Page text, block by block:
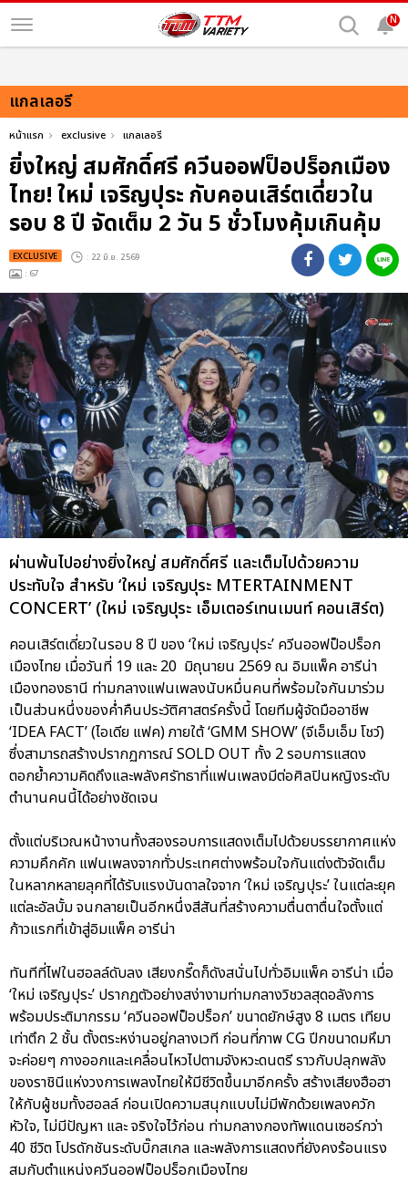
N
แกลเลอรี
หน้าแรก exclusive แกลเลอรี
ยิ่งใหญ่ สมศักดิ์ศรี ควีนออฟป็อปร็อกเมือง
ไทย! ใหม่ เจริญปุระ กับคอนเสิร์ตเดี่ยวใน
รอบ 8 ปี จัดเต็ม 2 วัน 5 ชั่วโมงคุ้มเกินคุ้ม
EXCLUSIVE : 22 มิ.ย. 2569
: 67
ผ่านพ้นไปอย่างยิ่งใหญ่ สมศักดิ์ศรี และเต็มไปด้วยความ
ประทับใจ สำหรับ ‘ใหม่ เจริญปุระ MTERTAINMENT
CONCERT’ (ใหม่ เจริญปุระ เอ็มเตอร์เทนเมนท์ คอนเสิร์ต)
คอนเสิร์ตเดี่ยวในรอบ 8 ปี ของ ‘ใหม่ เจริญปุระ’ ควีนออฟป็อปร็อก
เมืองไทย เมื่อวันที่ 19 และ 20 มิถุนายน 2569 ณ อิมแพ็ค อารีน่า
เมืองทองธานี ท่ามกลางแฟนเพลงนับหมื่นคนที่พร้อมใจกันมาร่วม
เป็นส่วนหนึ่งของค่ำคืนประวัติศาสตร์ครั้งนี้ โดยทีมผู้จัดมืออาชีพ
‘IDEA FACT’ (ไอเดีย แฟค) ภายใต้ ‘GMM SHOW’ (จีเอ็มเอ็ม โชว์)
ซึ่งสามารถสร้างปรากฏการณ์ SOLD OUT ทั้ง 2 รอบการแสดง
ตอกย้ำความคิดถึงและพลังศรัทธาที่แฟนเพลงมีต่อศิลปินหญิงระดับ
ตำนานคนนี้ได้อย่างชัดเจน
ตั้งแต่บริเวณหน้างานทั้งสองรอบการแสดงเต็มไปด้วยบรรยากาศแห่ง
ความคึกคัก แฟนเพลงจากทั่วประเทศต่างพร้อมใจกันแต่งตัวจัดเต็ม
ในหลากหลายลุคที่ได้รับแรงบันดาลใจจาก ‘ใหม่ เจริญปุระ’ ในแต่ละยุค
แต่ละอัลบั้ม จนกลายเป็นอีกหนึ่งสีสันที่สร้างความตื่นตาตื่นใจตั้งแต่
ก้าวแรกที่เข้าสู่อิมแพ็ค อารีน่า
ทันทีที่ไฟในฮอลล์ดับลง เสียงกรี๊ดก็ดังสนั่นไปทั่วอิมแพ็ค อารีน่า เมื่อ
‘ใหม่ เจริญปุระ’ ปรากฏตัวอย่างสง่างามท่ามกลางวิชวลสุดอลังการ
พร้อมประติมากรรม ‘ควีนออฟป็อปร็อก’ ขนาดยักษ์สูง 8 เมตร เทียบ
เท่าตึก 2 ชั้น ตั้งตระหง่านอยู่กลางเวที ก่อนที่ภาพ CG ปีกขนาดมหึมา
จะค่อยๆ กางออกและเคลื่อนไหวไปตามจังหวะดนตรี ราวกับปลุกพลัง
ของราชินีแห่งวงการเพลงไทยให้มีชีวิตขึ้นมาอีกครั้ง สร้างเสียงฮือฮา
ให้กับผู้ชมทั้งฮอลล์ ก่อนเปิดความสนุกแบบไม่มีพักด้วยเพลงควัก
หัวใจ, ไม่มีปัญหา และ จริงใจไว้ก่อน ท่ามกลางกองทัพแดนเซอร์กว่า
40 ชีวิต โปรดักชันระดับบิ๊กสเกล และพลังการแสดงที่ยังคงร้อนแรง
สมกับตำแหน่งควีนออฟป็อปร็อกเมืองไทย